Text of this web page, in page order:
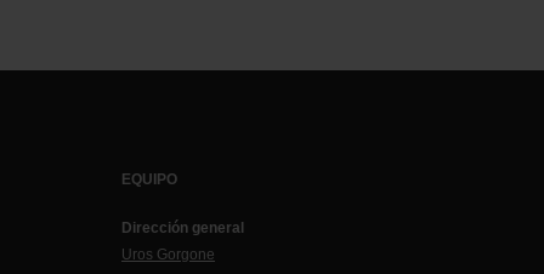
EQUIPO
Dirección general
Uros Gorgone